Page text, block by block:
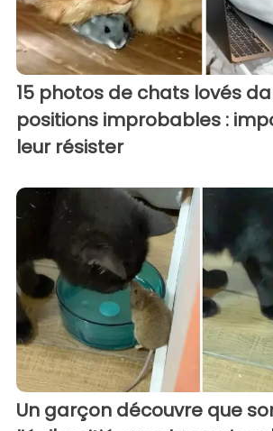
15 photos de chats lovés
positions improbables :
leur résister
Un garçon découvre que